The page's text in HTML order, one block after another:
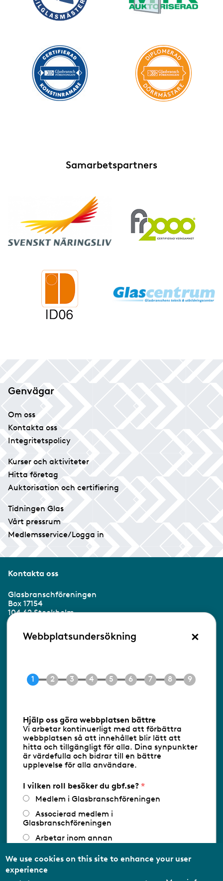
Samarbetspartners
Genvägar
Om oss
Kontakta oss
Integritetspolicy
Kurser och aktiviteter
Hitta företag
Auktorisation och certifiering
Tidningen Glas
Vårt pressrum
Medlemsservice/Logga in
Kontakta oss
Glasbranschföreningen
Box 17154
104 62 Stockholm
Besöksadress:
Ringvägen 100
E-post info@gbf.se
Följ oss via RSS
Databasens namn:www.gbf.se-
Glasbranschföreningen AB - Ansvarig
utgivare: Sofia Wahlgren
Webbplatsundersökning ×
Hjälp oss göra webbplatsen bättre
Vi arbetar kontinuerligt med att förbättra
webbplatsen så att innehållet blir lätt att
hitta och tillgängligt för alla. Dina synpunkter
är värdefulla och bidrar till en bättre
upplevelse för alla användare.
I vilken roll besöker du gbf.se?
Medlem i Glasbranschföreningen
Associerad medlem i
Glasbranschföreningen
Arbetar inom annan
Utbildningsaktör
We use cookies on this site to enhance your user
experience